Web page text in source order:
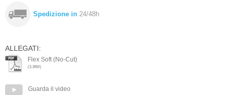
Spedizione in 24/48h
ALLEGATI:
Flex Soft (No-Cut)
(3.36M)
Guarda il video